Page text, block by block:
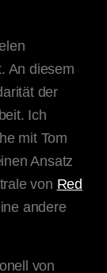
An diesem
der
Ich
mit Tom
Ansatz
von Red
andere
von